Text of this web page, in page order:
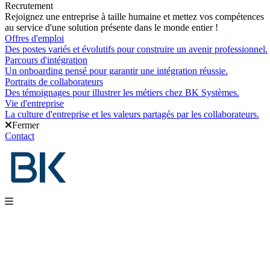
Recrutement
Rejoignez une entreprise à taille humaine et mettez vos compétences
au service d'une solution présente dans le monde entier !
Offres d'emploi
Des postes variés et évolutifs pour construire un avenir professionnel.
Parcours d'intégration
Un onboarding pensé pour garantir une intégration réussie.
Portraits de collaborateurs
Des témoignages pour illustrer les métiers chez BK Systèmes.
Vie d'entreprise
La culture d'entreprise et les valeurs partagés par les collaborateurs.
Fermer
Contact